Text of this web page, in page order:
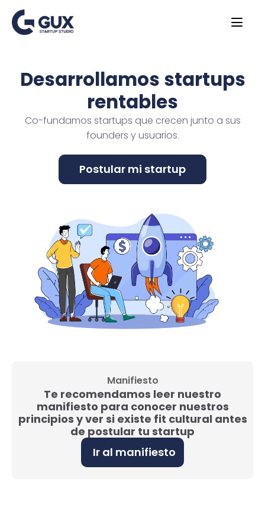
Desarrollamos startups
rentables
Co-fundamos startups que crecen junto a sus
founders y usuarios.
Manifiesto
Te recomendamos leer nuestro
manifiesto para conocer nuestros
principios y ver si existe fit cultural antes
de postular tu startup
Ir al manifiesto